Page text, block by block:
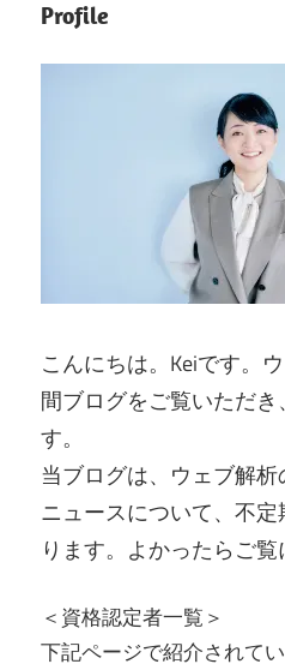
Profile
こんにちは。Keiです。
間ブログをご覧いただ
す。
当ブログは、ウェブ解
ニュースについて、不
ります。よかったらご覧
＜資格認定者一覧＞
下記ページで紹介されてい